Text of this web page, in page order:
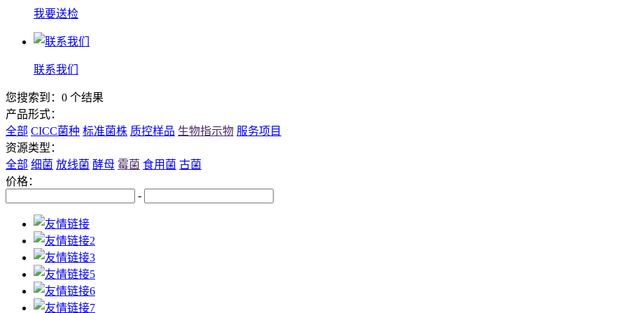
我要送检
联系我们
您搜索到：0 个结果
产品形式：
全部 CICC菌种 标准菌株 质控样品 生物指示物 服务项目
资源类型：
全部 细菌 放线菌 酵母 霉菌 食用菌 古菌
价格：
-